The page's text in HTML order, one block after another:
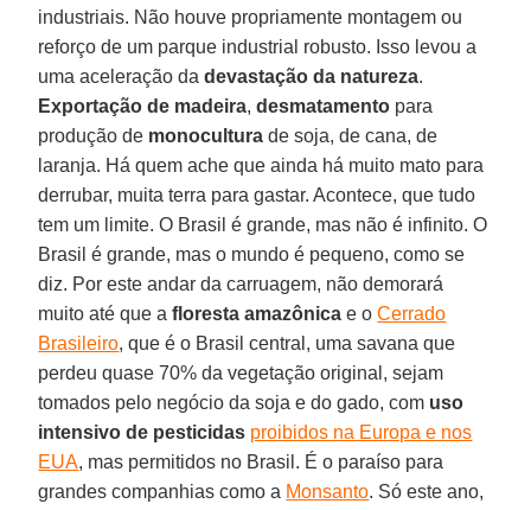
industriais. Não houve propriamente montagem ou
reforço de um parque industrial robusto. Isso levou a
uma aceleração dadevastação da natureza.
Exportação de madeira,desmatamento para
produção de monocultura de soja, de cana, de
laranja. Há quem ache que ainda há muito mato para
derrubar, muita terra para gastar. Acontece, que tudo
tem um limite. O Brasil é grande, mas não é infinito. O
Brasil é grande, mas o mundo é pequeno, como se
diz. Por este andar da carruagem, não demorará
muito até que afloresta amazônica e oCerrado
Brasileiro, que é o Brasil central, uma savana que
perdeu quase 70% da vegetação original, sejam
tomados pelo negócio da soja e do gado, com uso
intensivo de pesticidas proibidos na Europa e nos
EUA, mas permitidos no Brasil. É o paraíso para
grandes companhias como a Monsanto. Só este ano,